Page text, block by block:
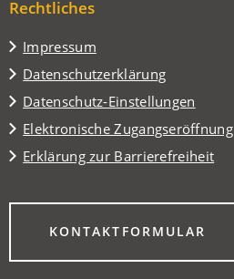
neuen
Rechtliches
Impressum
Datenschutzerklärung
Datenschutz-Einstellungen
Elektronische Zugangseröffnung
Erklärung zur Barrierefreiheit
KONTAKTFORMULAR
(ÖFFNET
EINEM